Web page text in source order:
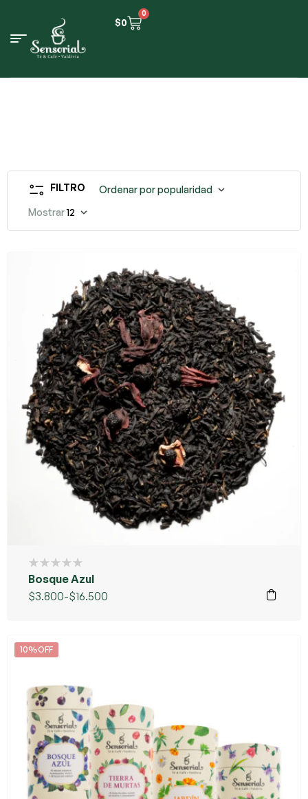
$0
0
FILTRO
Ordenar por popularidad
Mostrar12
Bosque Azul
$3.800-$16.500
10%OFF